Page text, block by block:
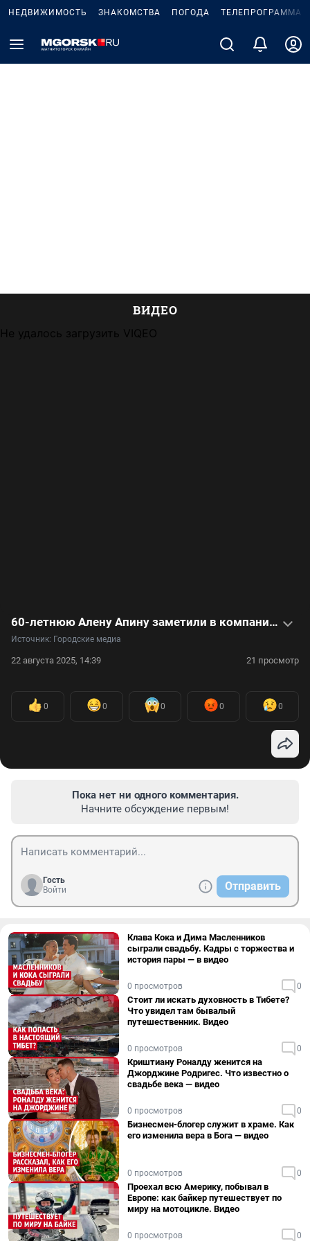
НЕДВИЖИМОСТЬ ЗНАКОМСТВА ПОГОДА ТЕЛЕПРОГРАММА
ВИДЕО
Не удалось загрузить VIQEO
60-летнюю Алену Апину заметили в компании молодого кавалера: видео
Источник: Городские медиа
22 августа 2025, 14:39 21 просмотр
0 0 0 0 0
Пока нет ни одного комментария.
Начните обсуждение первым!
Гость
Войти
Отправить
Клава Кока и Дима Масленников
сыграли свадьбу. Кадры с торжества и
история пары — в видео
0 просмотров 0
Стоит ли искать духовность в Тибете?
Что увидел там бывалый
путешественник. Видео
0 просмотров 0
Криштиану Роналду женится на
Джорджине Родригес. Что известно о
свадьбе века — видео
0 просмотров 0
Бизнесмен-блогер служит в храме. Как
его изменила вера в Бога — видео
0 просмотров 0
Проехал всю Америку, побывал в
Европе: как байкер путешествует по
миру на мотоцикле. Видео
0 просмотров 0